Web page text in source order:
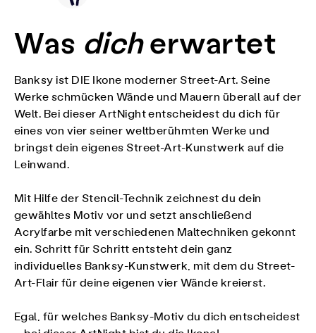
Was dicherwartet
Banksy ist DIE Ikone moderner Street-Art. Seine
Werke schmücken Wände und Mauern überall auf der
Welt. Bei dieser ArtNight entscheidest du dich für
eines von vier seiner weltberühmten Werke und
bringst dein eigenes Street-Art-Kunstwerk auf die
Leinwand.
Mit Hilfe der Stencil-Technik zeichnest du dein
gewähltes Motiv vor und setzt anschließend
Acrylfarbe mit verschiedenen Maltechniken gekonnt
ein. Schritt für Schritt entsteht dein ganz
individuelles Banksy-Kunstwerk, mit dem du Street-
Art-Flair für deine eigenen vier Wände kreierst.
Egal, für welches Banksy-Motiv du dich entscheidest